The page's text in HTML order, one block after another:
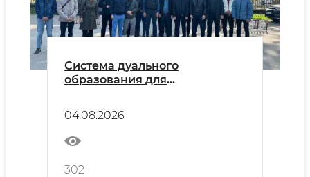
Система дуального
образования для
04.08.2026
302